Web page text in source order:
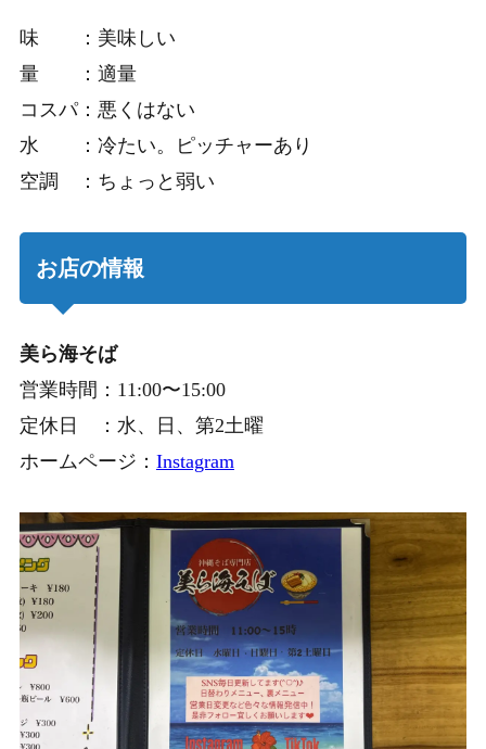
味 ：美味しい
量 ：適量
コスパ：悪くはない
水 ：冷たい。ピッチャーあり
空調 ：ちょっと弱い
お店の情報
美ら海そば
営業時間：11:00〜15:00
定休日 ：水、日、第2土曜
ホームページ： Instagram